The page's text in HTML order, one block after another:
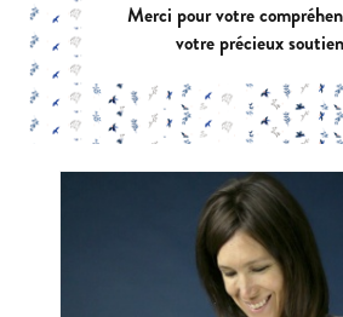
FLOW
Merci pour votre
votre précieux